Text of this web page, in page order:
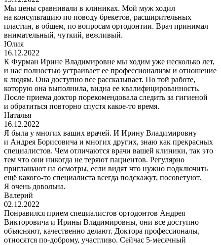
Мы цены сравнивали в клиниках. Мой муж ходил
на консультацию по поводу брекетов, расширительных
пластин, в общем, по вопросам ортодонтии. Врач принимал
внимательный, чуткий, вежливый.
Юлия
16.12.2022
К Фурман Ирине Владимировне мы ходим уже несколько лет,
и нас полностью устраивает ее профессионализм и отношение
к людям. Она доступно все рассказывает. По той работе,
которую она выполнила, видна ее квалифицированность.
После приема доктор порекомендовала следить за гигиеной
и обратиться повторно спустя какое-то время.
Наталья
16.12.2022
Я была у многих ваших врачей. И Ирину Владимировну
и Андрея Борисовича и многих других, знаю как прекрасных
специалистов. Чем отличаются врачи вашей клиники, так это
тем что они никогда не теряют пациентов. Регулярно
приглашают на осмотры, если видят что нужно подключить
ещё какого-то специалиста всегда подскажут, посоветуют.
Я очень довольна.
Валерий
02.12.2022
Понравился прием специалистов ортодонтов Андрея
Викторовича и Ирины Владимировны, они все доступно
объясняют, качественно делают. Доктора профессионалы,
относятся по-доброму, участливо. Сейчас 5-месячный